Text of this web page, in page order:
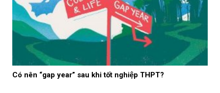
Có nên “gap year” sau khi tốt nghiệp THPT?